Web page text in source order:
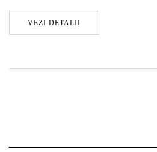
VEZI DETALII